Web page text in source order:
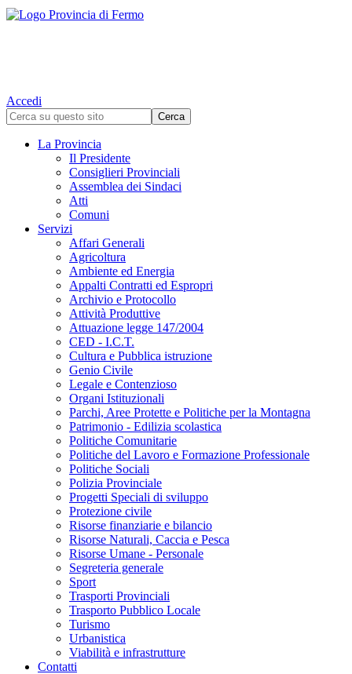
Accedi
La Provincia
Il Presidente
Consiglieri Provinciali
Assemblea dei Sindaci
Atti
Comuni
Servizi
Affari Generali
Agricoltura
Ambiente ed Energia
Appalti Contratti ed Espropri
Archivio e Protocollo
Attività Produttive
Attuazione legge 147/2004
CED - I.C.T.
Cultura e Pubblica istruzione
Genio Civile
Legale e Contenzioso
Organi Istituzionali
Parchi, Aree Protette e Politiche per la Montagna
Patrimonio - Edilizia scolastica
Politiche Comunitarie
Politiche del Lavoro e Formazione Professionale
Politiche Sociali
Polizia Provinciale
Progetti Speciali di sviluppo
Protezione civile
Risorse finanziarie e bilancio
Risorse Naturali, Caccia e Pesca
Risorse Umane - Personale
Segreteria generale
Sport
Trasporti Provinciali
Trasporto Pubblico Locale
Turismo
Urbanistica
Viabilità e infrastrutture
Contatti